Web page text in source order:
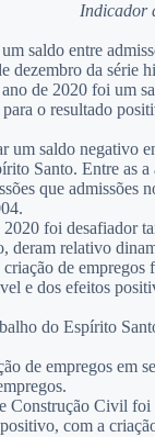
Indicador
saldo entre
dezembro da série
de 2020 foi um
o resultado
um saldo negativo
Santo. Entre as
que
foi desafiador
deram relativo
de
e dos efeitos
do Espírito
de empregos em
Construção Civil foi
com a